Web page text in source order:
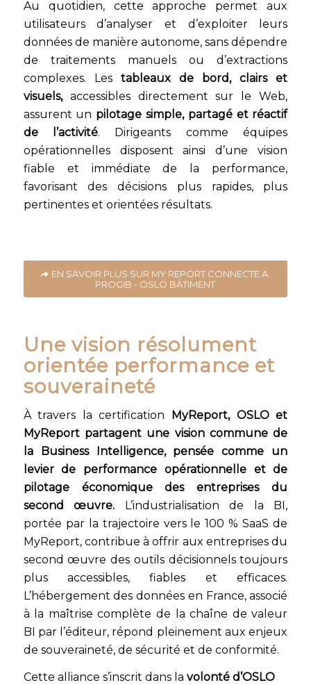
Au quotidien, cette approche permet aux
utilisateurs d’analyser et d’exploiter leurs
données de manière autonome, sans dépendre
de traitements manuels ou d’extractions
complexes. Les tableaux de bord, clairs et
visuels,accessibles directement sur le Web,
assurent un pilotage simple, partagé et réactif
de l’activité. Dirigeants comme équipes
opérationnelles disposent ainsi d’une vision
fiable et immédiate de la performance,
favorisant des décisions plus rapides, plus
pertinentes et orientées résultats.
EN SAVOIR PLUS SUR MY REPORT CONNECTE A
PROGIB - OSLO BÂTIMENT
Une vision résolument
orientée performance et
souveraineté
À travers la certification MyReport, OSLO et
MyReport partagent une vision commune de
la Business Intelligence, pensée comme un
levier de performance opérationnelle et de
pilotage économique des entreprises du
second œuvre. L’industrialisation de la BI,
portée par la trajectoire vers le 100 % SaaS de
MyReport, contribue à offrir aux entreprises du
second œuvre des outils décisionnels toujours
plus accessibles, fiables et efficaces.
L’hébergement des données en France, associé
à la maîtrise complète de la chaîne de valeur
BI par l’éditeur, répond pleinement aux enjeux
de souveraineté, de sécurité et de conformité.
Cette alliance s’inscrit dans la volonté d’OSLO